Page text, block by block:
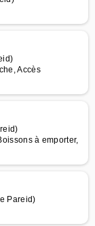
Accès
à emporter,
Pareid)